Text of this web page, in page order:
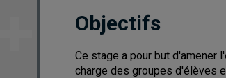
Objectifs
Ce stage a pour but d'amener
charge des groupes d'élèves